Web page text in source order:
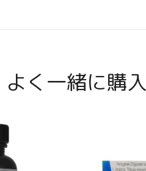
よく一緒に購